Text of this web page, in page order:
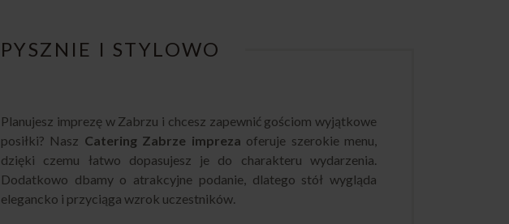
PYSZNIE I STYLOWO
Planujesz imprezę w Zabrzu i chcesz zapewnić gościom wyjątkowe
posiłki? Nasz Catering Zabrze impreza oferuje szerokie menu,
dzięki czemu łatwo dopasujesz je do charakteru wydarzenia.
Dodatkowo dbamy o atrakcyjne podanie, dlatego stół wygląda
elegancko i przyciąga wzrok uczestników.